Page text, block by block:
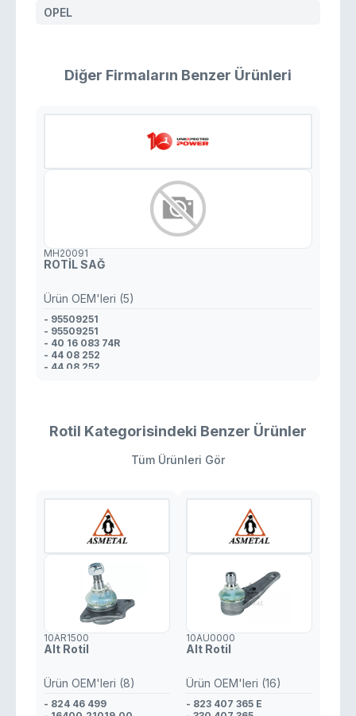
OPEL
Diğer Firmaların Benzer Ürünleri
MH20091
ROTİL SAĞ
Ürün OEM'leri (5)
- 95509251
- 95509251
- 40 16 083 74R
- 44 08 252
- 44 08 252
Rotil Kategorisindeki Benzer Ürünler
Tüm Ürünleri Gör
10AR1500
Alt Rotil
Ürün OEM'leri (8)
- 824 46 499
10AU0000
Alt Rotil
Ürün OEM'leri (16)
- 823 407 365 E